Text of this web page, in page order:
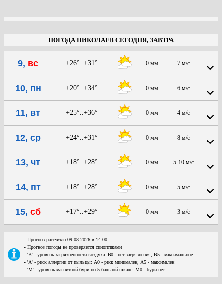
ПОГОДА НИКОЛАЕВ СЕГОДНЯ, ЗАВТРА
9, вс +26°..+31° 0 мм 7 м/с
10, пн +20°..+34° 0 мм 6 м/с
11, вт +25°..+36° 0 мм 4 м/с
12, ср +24°..+31° 0 мм 8 м/с
13, чт +18°..+28° 0 мм 5-10 м/с
14, пт +18°..+28° 0 мм 5 м/с
15, сб +17°..+29° 0 мм 3 м/с
- Прогноз рассчитан 09.08.2026 в 14:00
- Прогноз погоды не проверяется синоптиками
- 'В' - уровень загрязненности воздуха: В0 - нет загрязнения, В5 - максимальное
- 'А' - риск аллергии от пыльцы: А0 - риск минимален, А5 - максимален
- 'М' - уровень магнитной бури по 5 бальной шкале: М0 - бури нет